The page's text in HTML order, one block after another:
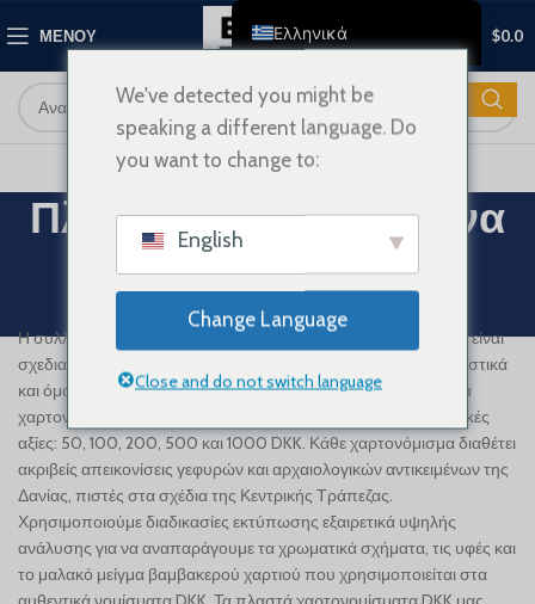
ΜΕΝΟΎ $0.0
Πλαστή δανική κορώνα
(DKK)
Κατηγορίες
Η συλλογή ψεύτικων δανικών κορόνων (DKK) της Bradmoney είναι
σχεδιασμένη έτσι ώστε να αντικατοπτρίζει τα καθαρά, μινιμαλιστικά
και όμορφα σχεδιασμένα χαρτονομίσματα της Δανίας. Αυτά τα
χαρτονομίσματα είναι διαθέσιμα σε όλες τις βασικές ονομαστικές
αξίες: 50, 100, 200, 500 και 1000 DKK. Κάθε χαρτονόμισμα διαθέτει
ακριβείς απεικονίσεις γεφυρών και αρχαιολογικών αντικειμένων της
Δανίας, πιστές στα σχέδια της Κεντρικής Τράπεζας.
Χρησιμοποιούμε διαδικασίες εκτύπωσης εξαιρετικά υψηλής
ανάλυσης για να αναπαράγουμε τα χρωματικά σχήματα, τις υφές και
το μαλακό μείγμα βαμβακερού χαρτιού που χρησιμοποιείται στα
We've detected you might be
speaking a different language. Do
you want to change to:
English
Change Language
Close and do not switch language
Ελληνικά
Français
Deutsch
Italiano
العربية
Shqip
Dansk
Svenska
Türkçe
Português
Русский